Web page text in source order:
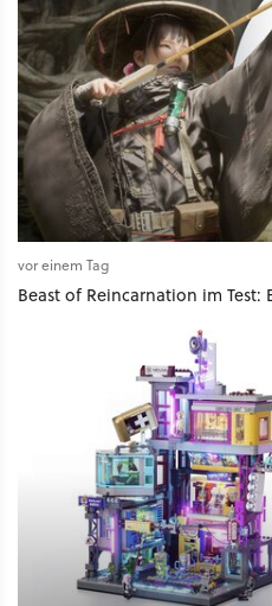
vor einem Tag
Beast of Reincarnation im